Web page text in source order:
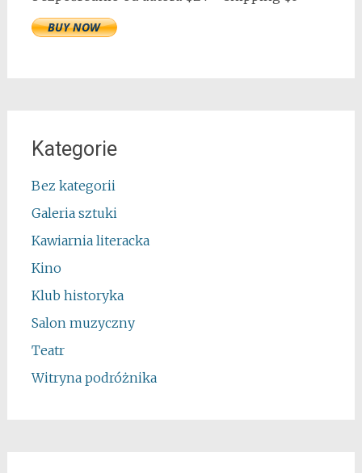
Kategorie
Bez kategorii
Galeria sztuki
Kawiarnia literacka
Kino
Klub historyka
Salon muzyczny
Teatr
Witryna podróżnika